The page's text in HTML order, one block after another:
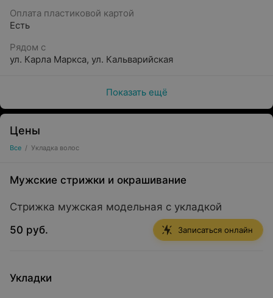
Оплата пластиковой картой
Есть
Рядом с
ул. Карла Маркса, ул. Кальварийская
Показать ещё
Цены
Все / Укладка волос
Мужские стрижки и окрашивание
Стрижка мужская модельная с укладкой
50 руб.
Записаться онлайн
Укладки